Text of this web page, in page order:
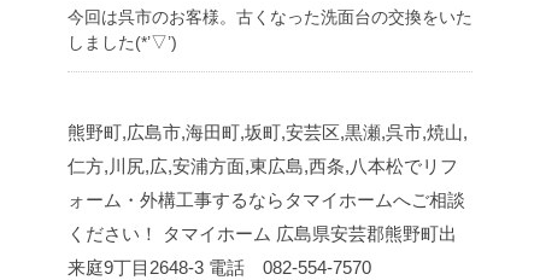
今回は呉市のお客様。古くなった洗面台の交換をいた
しました(*’▽’)
熊野町,広島市,海田町,坂町,安芸区,黒瀬,呉市,焼山,
仁方,川尻,広,安浦方面,東広島,西条,八本松でリフ
ォーム・外構工事するならタマイホームへご相談
ください！
タマイホーム 広島県安芸郡熊野町出
来庭9丁目2648-3 電話 082-554-7570